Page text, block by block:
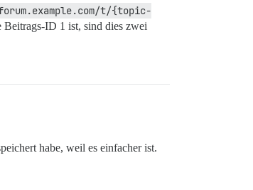
t/{topic-
Beitrags-ID 1 ist, sind dies zwei
habe, weil es einfacher ist.